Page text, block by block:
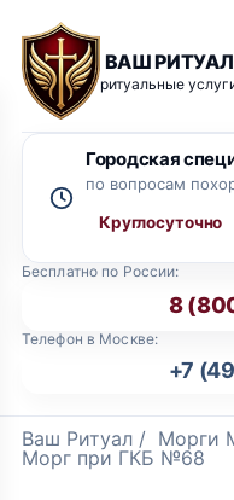
ВАШ РИТУАЛ
ритуальные
Бесплатно по России:
8
Телефон в Москве:
+7
Городская
по вопросам
Круглосуточно
Ваш Ритуал / Морги
Морг при ГКБ №68